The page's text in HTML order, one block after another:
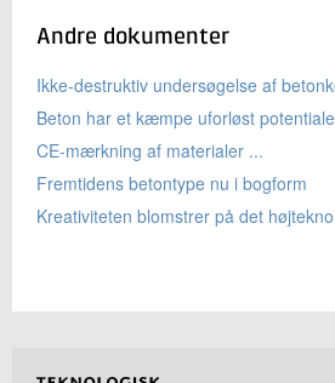
Andre dokumenter
Ikke-destruktiv undersøgelse af
Beton har et kæmpe uforløst
CE-mærkning af materialer ...
Fremtidens betontype nu i bogform
Kreativiteten blomstrer på det